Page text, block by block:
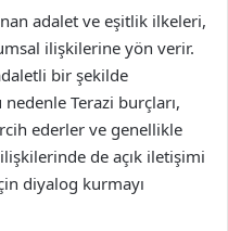
adalet ve eşitlik ilkeleri,
ilişkilerine yön verir.
bir şekilde
Terazi burçları,
ederler ve genellikle
de açık iletişimi
diyalog kurmayı